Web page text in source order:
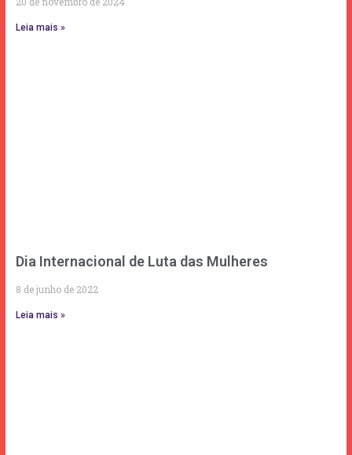
Leia mais »
Dia Internacional de Luta das Mulheres
8 de junho de 2022
Leia mais »